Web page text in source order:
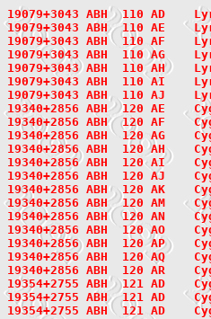
19079+3043 ABH  110 AD
19079+3043 ABH  110 AE
19079+3043 ABH  110 AF
19079+3043 ABH  110 AG
19079+3043 ABH  110 AH
19079+3043 ABH  110 AI
19079+3043 ABH  110 AJ
19340+2856 ABH  120 AE
19340+2856 ABH  120 AF
19340+2856 ABH  120 AG
19340+2856 ABH  120 AH
19340+2856 ABH  120 AI
19340+2856 ABH  120 AJ
19340+2856 ABH  120
19340+2856 ABH  120
19340+2856 ABH  120 AN
19340+2856 ABH  120 AO
19340+2856 ABH  120 AP
19340+2856 ABH  120 AQ
19340+2856 ABH  120 AR
19354+2755 ABH  121 AD
19354+2755 ABH  121 AD
19354+2755 ABH  121 AD